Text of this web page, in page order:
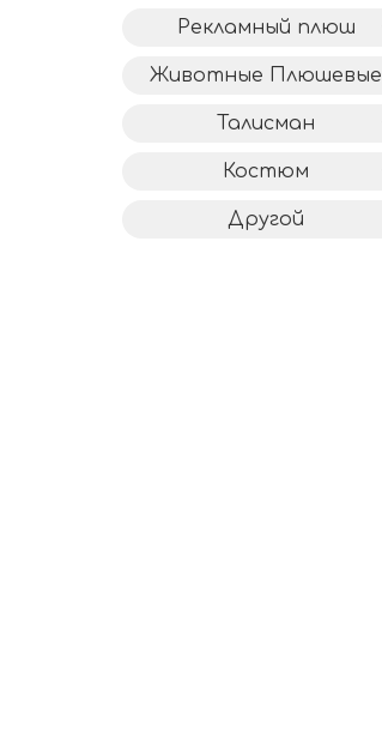
Рекламный плюш
Животные Плюшевые
Талисман
Костюм
Другой